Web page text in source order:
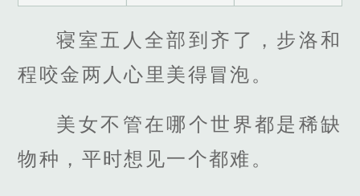
寝室五人全部到齐了，步洛和
程咬金两人心里美得冒泡。
美女不管在哪个世界都是稀缺
物种，平时想见一个都难。